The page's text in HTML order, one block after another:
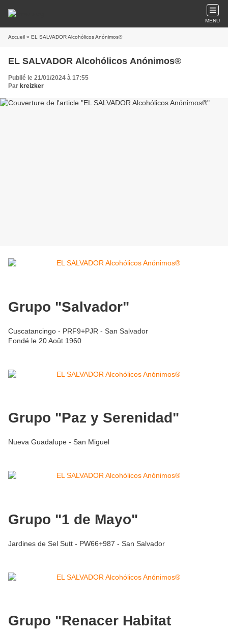
MENU
Accueil » EL SALVADOR Alcohólicos Anónimos®
EL SALVADOR Alcohólicos Anónimos®
Publié le 21/01/2024 à 17:55
Par kreizker
Grupo "Salvador"
Cuscatancingo - PRF9+PJR - San Salvador
Fondé le 20 Août 1960
Grupo "Paz y Serenidad"
Nueva Guadalupe - San Miguel
Grupo "1 de Mayo"
Jardines de Sel Sutt - PW66+987 - San Salvador
Grupo "Renacer Habitat